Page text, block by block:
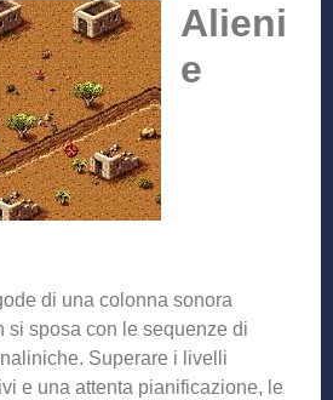
Alieni
e
di una colonna sonora
si sposa con le sequenze di
Superare i livelli
e una attenta pianificazione, le